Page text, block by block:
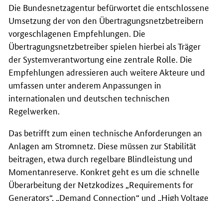
Die Bundesnetzagentur befürwortet die entschlossene
Umsetzung der von den Übertragungsnetzbetreibern
vorgeschlagenen Empfehlungen. Die
Übertragungsnetzbetreiber spielen hierbei als Träger
der Systemverantwortung eine zentrale Rolle. Die
Empfehlungen adressieren auch weitere Akteure und
umfassen unter anderem Anpassungen in
internationalen und deutschen technischen
Regelwerken.
Das betrifft zum einen technische Anforderungen an
Anlagen am Stromnetz. Diese müssen zur Stabilität
beitragen, etwa durch regelbare Blindleistung und
Momentanreserve. Konkret geht es um die schnelle
Überarbeitung der Netzkodizes „ Requirements for
Generators“, „ Demand Connection“ und „ High Voltage